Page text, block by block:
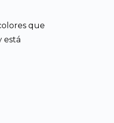
que
está